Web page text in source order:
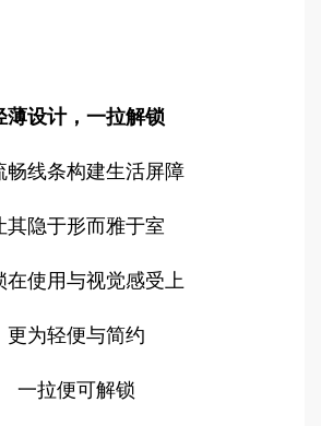
薄设计，一拉解锁
畅线条构建生活屏障
其隐于形而雅于室
在使用与视觉感受上
更为轻便与简约
一拉便可解锁